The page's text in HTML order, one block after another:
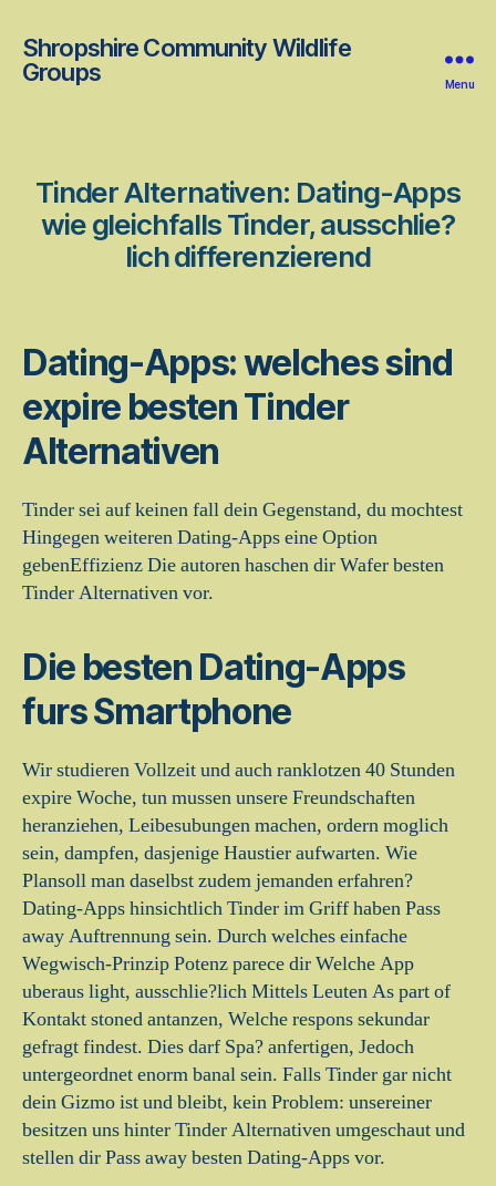
Shropshire Community Wildlife
Groups
Menu
Tinder Alternativen: Dating-Apps
wie gleichfalls Tinder, ausschlie?
lich differenzierend
Dating-Apps: welches sind
expire besten Tinder
Alternativen
Tinder sei auf keinen fall dein Gegenstand, du mochtest
Hingegen weiteren Dating-Apps eine Option
gebenEffizienz Die autoren haschen dir Wafer besten
Tinder Alternativen vor.
Die besten Dating-Apps
furs Smartphone
Wir studieren Vollzeit und auch ranklotzen 40 Stunden
expire Woche, tun mussen unsere Freundschaften
heranziehen, Leibesubungen machen, ordern moglich
sein, dampfen, dasjenige Haustier aufwarten. Wie
Plansoll man daselbst zudem jemanden erfahren?
Dating-Apps hinsichtlich Tinder im Griff haben Pass
away Auftrennung sein. Durch welches einfache
Wegwisch-Prinzip Potenz parece dir Welche App
uberaus light, ausschlie?lich Mittels Leuten As part of
Kontakt stoned antanzen, Welche respons sekundar
gefragt findest. Dies darf Spa? anfertigen, Jedoch
untergeordnet enorm banal sein. Falls Tinder gar nicht
dein Gizmo ist und bleibt, kein Problem: unsereiner
besitzen uns hinter Tinder Alternativen umgeschaut und
stellen dir Pass away besten Dating-Apps vor.